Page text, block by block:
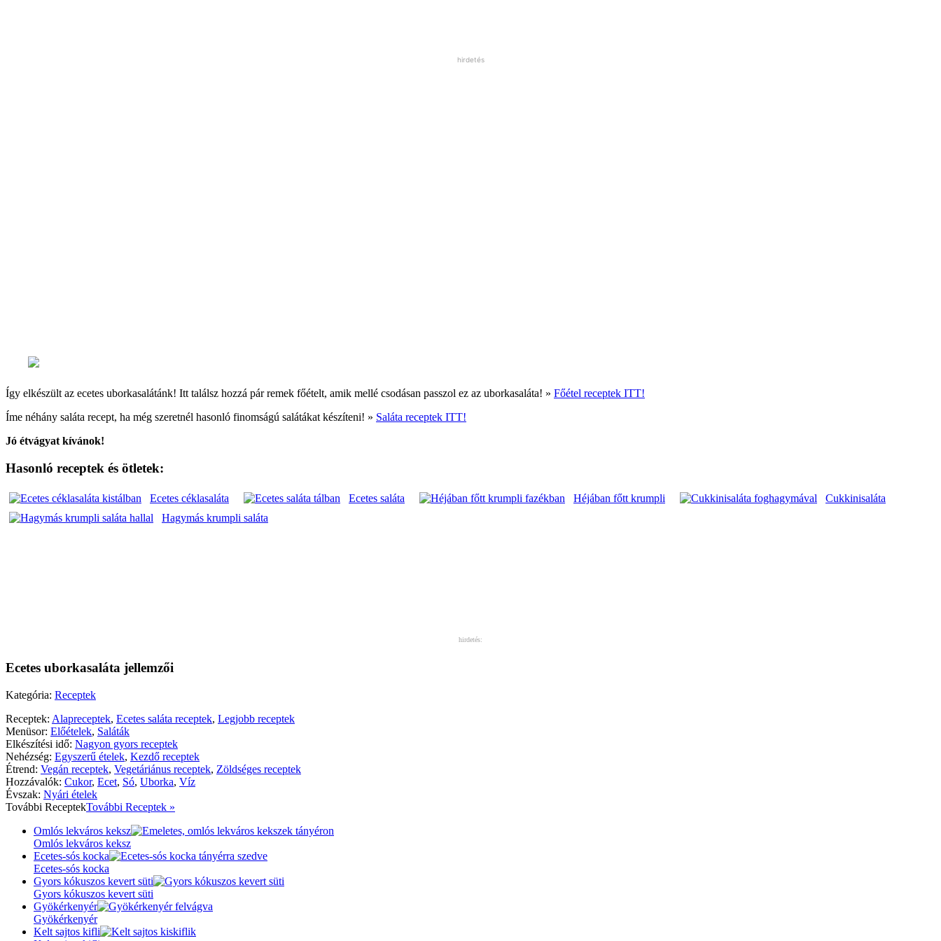
hirdetés
Így elkészült az ecetes uborkasalátánk! Itt találsz hozzá pár remek főételt, amik mellé csodásan passzol ez az uborkasaláta! » Főétel receptek ITT!
Íme néhány saláta recept, ha még szeretnél hasonló finomságú salátákat készíteni! » Saláta receptek ITT!
Jó étvágyat kívánok!
Hasonló receptek és ötletek:
Ecetes céklasaláta Ecetes saláta Héjában főtt krumpli
Cukkinisaláta
Hagymás krumpli saláta
hirdetés:
Ecetes uborkasaláta jellemzői
Kategória: Receptek
Receptek: Alapreceptek, Ecetes saláta receptek, Legjobb receptek
Menüsor: Előételek, Saláták
Elkészítési idő: Nagyon gyors receptek
Nehézség: Egyszerű ételek, Kezdő receptek
Étrend: Vegán receptek, Vegetáriánus receptek, Zöldséges receptek
Hozzávalók: Cukor, Ecet, Só, Uborka, Víz
Évszak: Nyári ételek
További ReceptekTovábbi Receptek »
Omlós lekváros keksz
Omlós lekváros keksz
Ecetes-sós kocka
Ecetes-sós kocka
Gyors kókuszos kevert süti
Gyors kókuszos kevert süti
Gyökérkenyér
Gyökérkenyér
Kelt sajtos kifli